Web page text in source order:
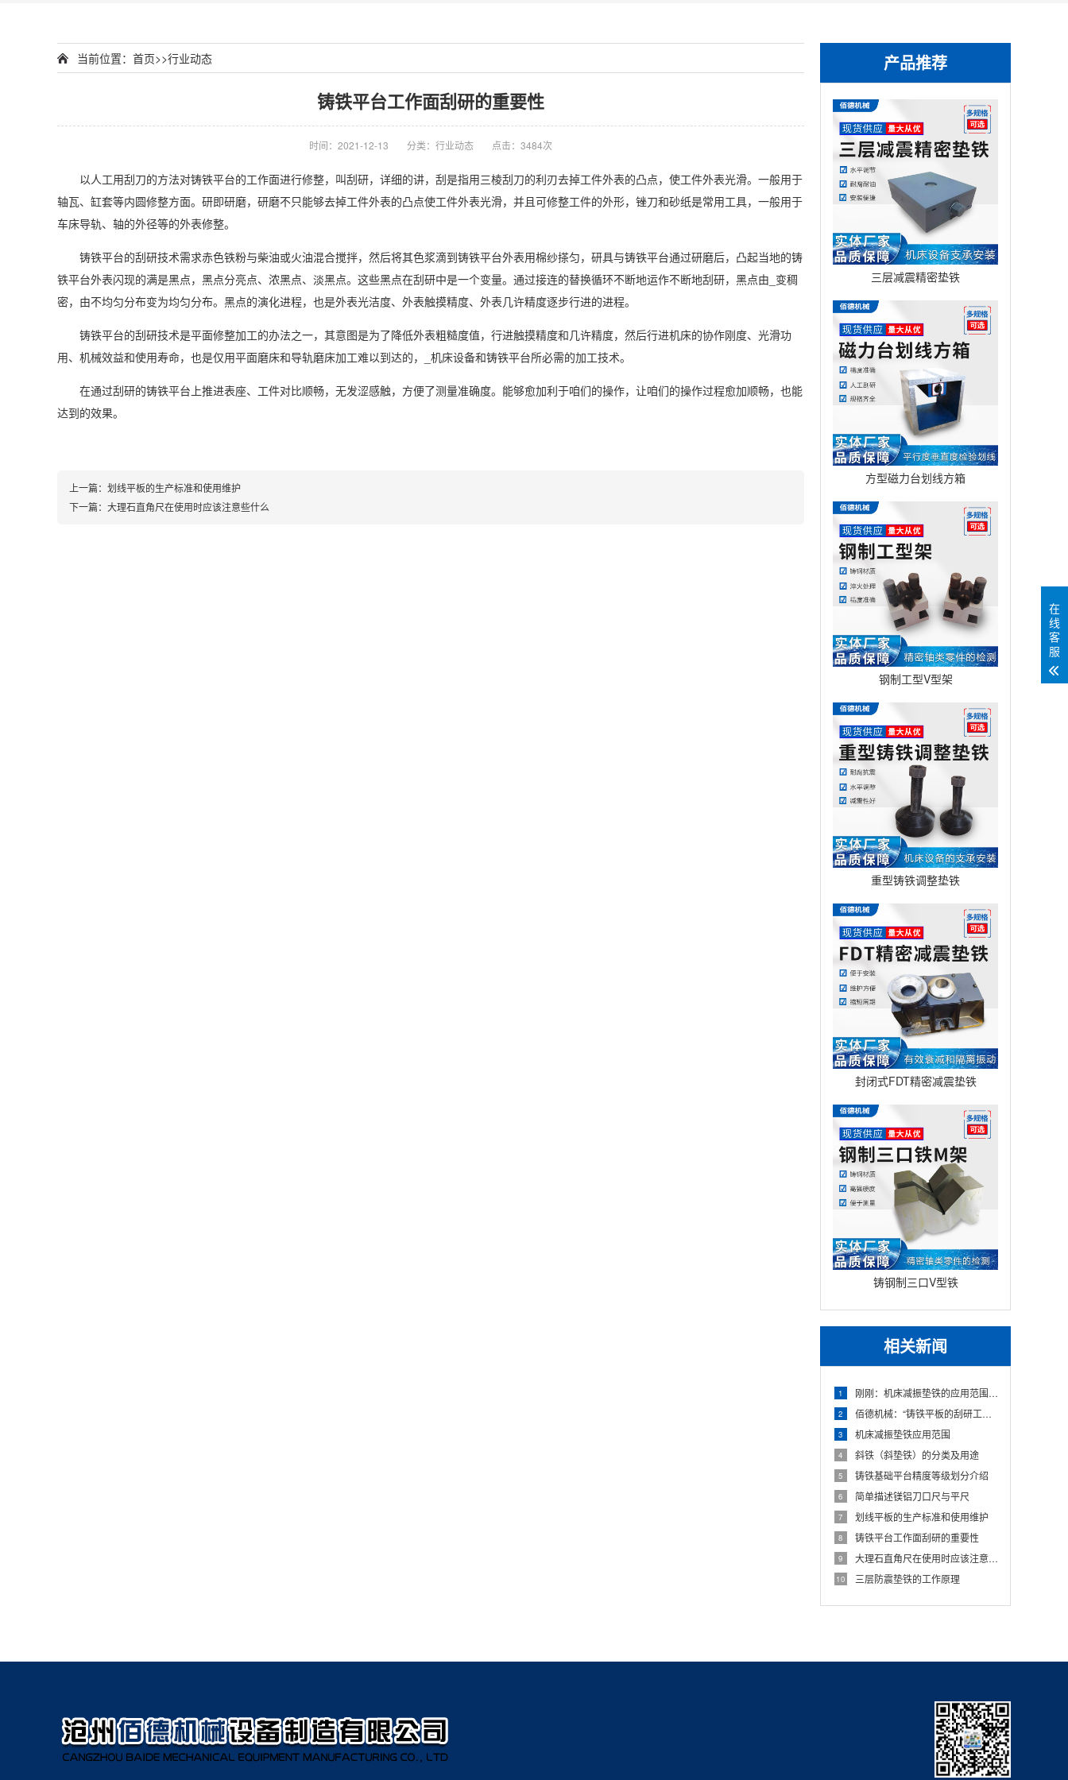
产品推荐
三层减震精密垫铁
方型磁力台划线方箱
钢制工型V型架
重型铸铁调整垫铁
封闭式FDT精密减震垫铁
铸钢制三口V型铁
相关新闻
1 刚刚：机床减振垫铁的应用范围及其效果分析的疑惑为你一次解答
2 佰德机械：“铸铁平板的刮研工艺详细介绍与操作流程”这些误区要更改避开过来
3 机床减振垫铁应用范围
4 斜铁（斜垫铁）的分类及用途
5 铸铁基础平台精度等级划分介绍
6 简单描述镁铝刀口尺与平尺
7 划线平板的生产标准和使用维护
8 铸铁平台工作面刮研的重要性
9 大理石直角尺在使用时应该注意些什么
10 三层防震垫铁的工作原理
当前位置： 首页>>行业动态
铸铁平台工作面刮研的重要性
时间：2021-12-13 分类：行业动态 点击：3484次
以人工用刮刀的方法对铸铁平台的工作面进行修整，叫刮研，详细的讲，刮是指用三棱刮刀的利刃去掉工件外表的凸点，使工件外表光滑。一般用于
轴瓦、缸套等内圆修整方面。研即研磨，研磨不只能够去掉工件外表的凸点使工件外表光滑，并且可修整工件的外形，锉刀和砂纸是常用工具，一般用于
车床导轨、轴的外径等的外表修整。
铸铁平台的刮研技术需求赤色铁粉与柴油或火油混合搅拌，然后将其色浆滴到铸铁平台外表用棉纱搽匀，研具与铸铁平台通过研磨后，凸起当地的铸
铁平台外表闪现的满是黑点，黑点分亮点、浓黑点、淡黑点。这些黑点在刮研中是一个变量。通过接连的替换循环不断地运作不断地刮研，黑点由_变稠
密，由不均匀分布变为均匀分布。黑点的演化进程，也是外表光洁度、外表触摸精度、外表几许精度逐步行进的进程。
铸铁平台的刮研技术是平面修整加工的办法之一，其意图是为了降低外表粗糙度值，行进触摸精度和几许精度，然后行进机床的协作刚度、光滑功
用、机械效益和使用寿命，也是仅用平面磨床和导轨磨床加工难以到达的，_机床设备和铸铁平台所必需的加工技术。
在通过刮研的铸铁平台上推进表座、工件对比顺畅，无发涩感触，方便了测量准确度。能够愈加利于咱们的操作，让咱们的操作过程愈加顺畅，也能
达到的效果。
上一篇： 划线平板的生产标准和使用维护
下一篇： 大理石直角尺在使用时应该注意些什么
在
线
客
服